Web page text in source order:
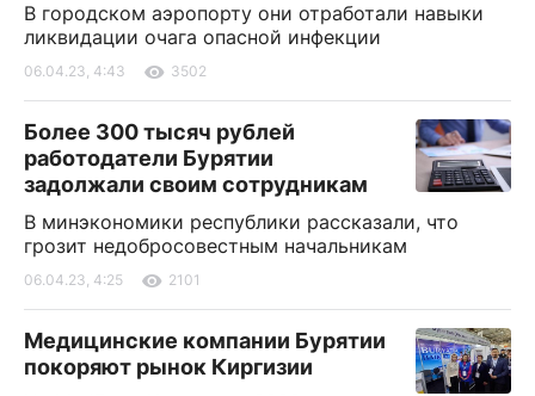
В городском аэропорту они отработали навыки
ликвидации очага опасной инфекции
06.04.23, 4:43 3502
Более 300 тысяч рублей
работодатели Бурятии
задолжали своим сотрудникам
В минэкономики республики рассказали, что
грозит недобросовестным начальникам
06.04.23, 4:25 2101
Медицинские компании Бурятии
покоряют рынок Киргизии